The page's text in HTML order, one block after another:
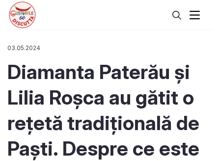
03.05.2024
Diamanta Paterău și
Lilia Roșca au gătit o
rețetă tradițională de
Paști. Despre ce este